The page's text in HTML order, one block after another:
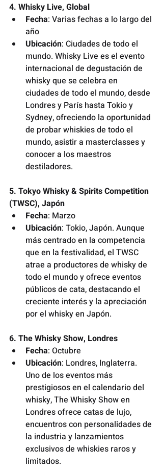
4. Whisky Live, Global
Fecha: Varias fechas a lo largo del
año
Ubicación: Ciudades de todo el
mundo. Whisky Live es el evento
internacional de degustación de
whisky que se celebra en
ciudades de todo el mundo, desde
Londres y París hasta Tokio y
Sydney, ofreciendo la oportunidad
de probar whiskies de todo el
mundo, asistir a masterclasses y
conocer a los maestros
destiladores.
5. Tokyo Whisky & Spirits Competition
(TWSC), Japón
Fecha: Marzo
Ubicación: Tokio, Japón. Aunque
más centrado en la competencia
que en la festivalidad, el TWSC
atrae a productores de whisky de
todo el mundo y ofrece eventos
públicos de cata, destacando el
creciente interés y la apreciación
por el whisky en Japón.
6. The Whisky Show, Londres
Fecha: Octubre
Ubicación: Londres, Inglaterra.
Uno de los eventos más
prestigiosos en el calendario del
whisky, The Whisky Show en
Londres ofrece catas de lujo,
encuentros con personalidades de
la industria y lanzamientos
exclusivos de whiskies raros y
limitados.